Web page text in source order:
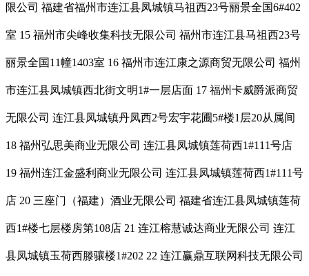
限公司 福建省福州市连江县凤城镇马祖西23号丽景全国6#402
室 15 福州市尖峰收集科技无限公司 福州市连江县马祖西23号
丽景全国11幢1403室 16 福州市连江康之源商贸无限公司 福州
市连江县凤城镇西北街文明1#一层店面 17 福州卡威爵派商贸
无限公司 连江县凤城镇丹凤西2号宏宇花圃5#楼1层20从属间
18 福州弘思美商业无限公司 连江县凤城镇莲荷西1#111号店
19 福州连江金盛利商业无限公司 连江县凤城镇莲荷西1#111号
店 20 三座门（福建）酒业无限公司 福建省连江县凤城镇莲荷
西1#楼七层楼房第108店 21 连江榕慧诚达商业无限公司 连江
县凤城镇玉荷西滕骧楼1#202 22 连江赢鼎互联网科技无限公司